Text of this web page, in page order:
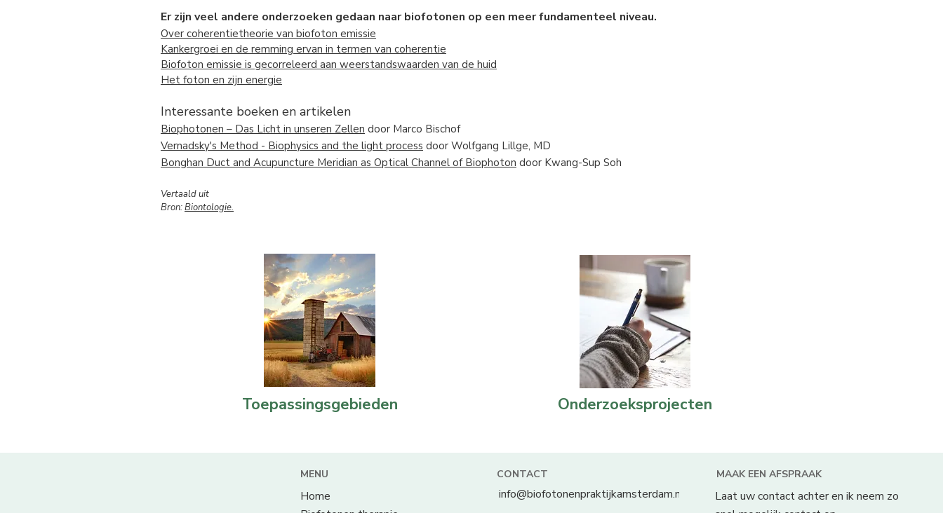
Er zijn veel andere onderzoeken gedaan naar biofotonen op een meer fundamenteel niveau.
Over coherentietheorie van biofoton emissie
Kankergroei en de remming ervan in termen van coherentie
Biofoton emissie is gecorreleerd aan weerstandswaarden van de huid
Het foton en zijn energie
Interessante boeken en artikelen
Biophotonen – Das Licht in unseren Zellen door Marco Bischof
Vernadsky's Method - Biophysics and the light process door Wolfgang Lillge, MD
Bonghan Duct and Acupuncture Meridian as Optical Channel of Biophoton door Kwang-Sup Soh
Vertaald uit
Bron:Biontologie.
Toepassingsgebieden Onderzoeksprojecten
MENU
Home
CONTACT
info@biofotonenpraktijkamsterdam.nl
MAAK EEN AFSPRAAK
Laat uw contact achter en ik neem zo